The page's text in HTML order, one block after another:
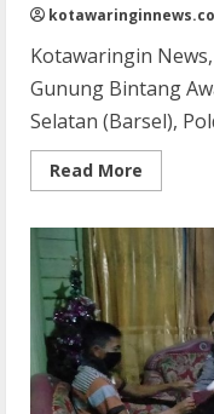
Kotawaringin
Gunung Bintang
Selatan (Barsel),
Read More
more
Tokoh
Bripka
Generoso
Pemilu
Damai